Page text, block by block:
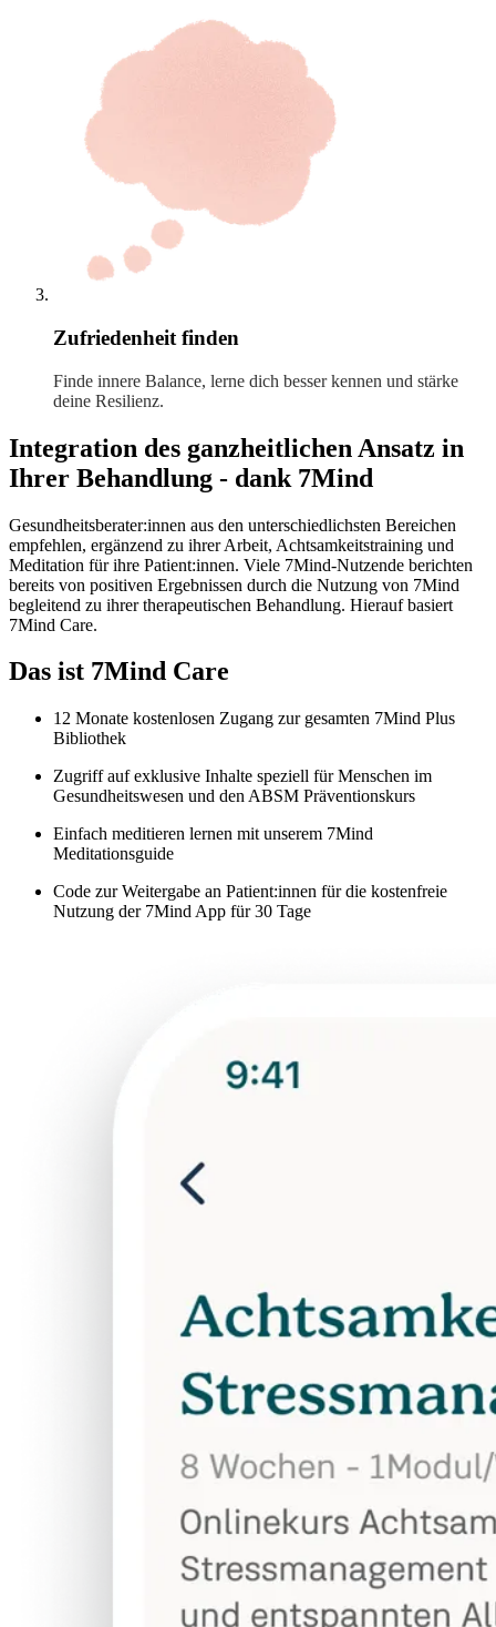
Zufriedenheit finden
Finde innere Balance, lerne dich besser kennen und stärke
deine Resilienz.
Integration des ganzheitlichen Ansatz in
Ihrer Behandlung - dank 7Mind
Gesundheitsberater:innen aus den unterschiedlichsten Bereichen
empfehlen, ergänzend zu ihrer Arbeit, Achtsamkeitstraining und
Meditation für ihre Patient:innen. Viele 7Mind-Nutzende berichten
bereits von positiven Ergebnissen durch die Nutzung von 7Mind
begleitend zu ihrer therapeutischen Behandlung. Hierauf basiert
7Mind Care.
Das ist 7Mind Care
12 Monate kostenlosen Zugang zur gesamten 7Mind Plus
Bibliothek
Zugriff auf exklusive Inhalte speziell für Menschen im
Gesundheitswesen und den ABSM Präventionskurs
Einfach meditieren lernen mit unserem 7Mind
Meditationsguide
Code zur Weitergabe an Patient:innen für die kostenfreie
Nutzung der 7Mind App für 30 Tage